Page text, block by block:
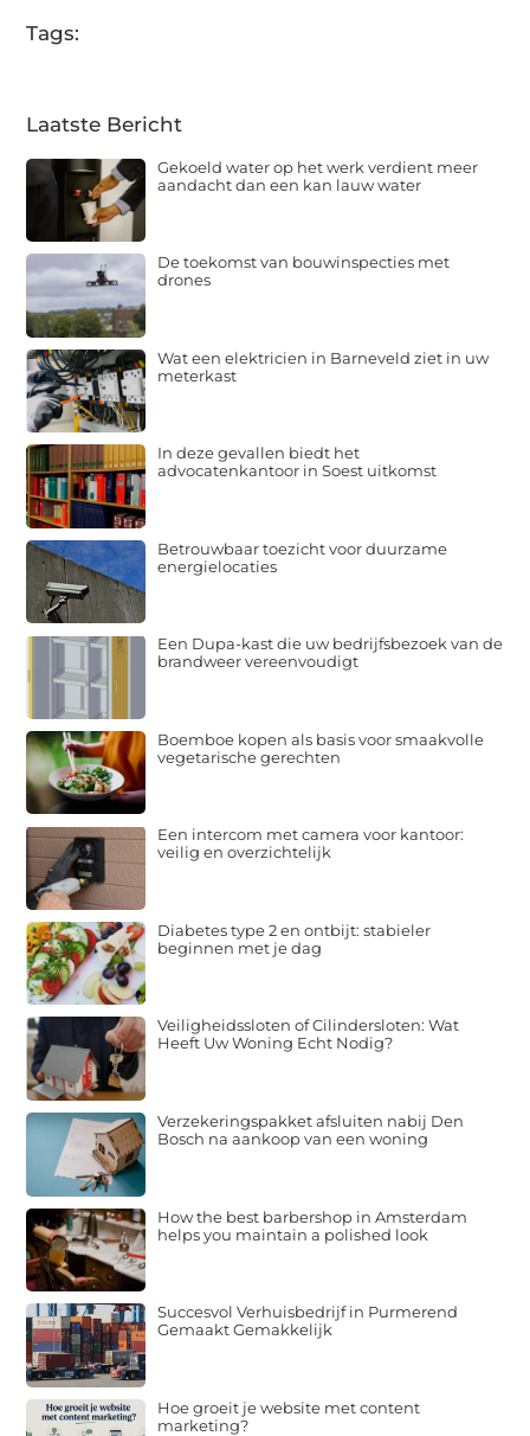
Tags:
Laatste Bericht
Gekoeld water op het werk verdient meer
aandacht dan een kan lauw water
De toekomst van bouwinspecties met
drones
Wat een elektricien in Barneveld ziet in uw
meterkast
In deze gevallen biedt het
advocatenkantoor in Soest uitkomst
Betrouwbaar toezicht voor duurzame
energielocaties
Een Dupa-kast die uw bedrijfsbezoek van de
brandweer vereenvoudigt
Boemboe kopen als basis voor smaakvolle
vegetarische gerechten
Een intercom met camera voor kantoor:
veilig en overzichtelijk
Diabetes type 2 en ontbijt: stabieler
beginnen met je dag
Veiligheidssloten of Cilindersloten: Wat
Heeft Uw Woning Echt Nodig?
Verzekeringspakket afsluiten nabij Den
Bosch na aankoop van een woning
How the best barbershop in Amsterdam
helps you maintain a polished look
Succesvol Verhuisbedrijf in Purmerend
Gemaakt Gemakkelijk
Hoe groeit je website met content
marketing?